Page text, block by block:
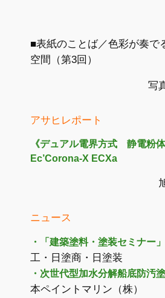
■表紙のことば／色彩が奏で
空間（第3回）
写
アサヒレポート
《デュアル電界方式 静電粉体
Ec’Corona-X ECXa
ニュース
・「建築塗料・塗装セミナー
工・日塗商・日塗装
・次世代型加水分解船底防汚
本ペイントマリン（株）